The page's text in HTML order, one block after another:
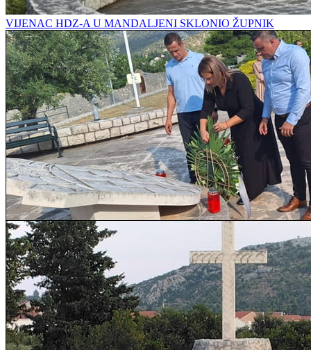
VIJENAC HDZ-A U MANDALJENI SKLONIO ŽUPNIK